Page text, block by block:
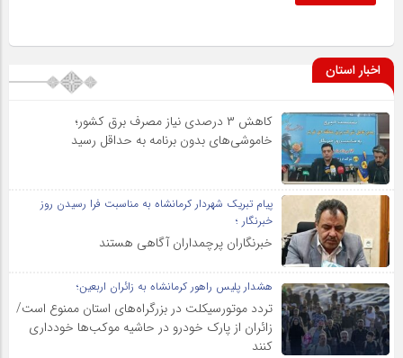
اخبار استان
کاهش ۳ درصدی نیاز مصرف برق کشور؛
خاموشی‌های بدون برنامه به حداقل رسید
پیام تبریک شهردار کرمانشاه به مناسبت فرا رسیدن روز
خبرنگار ؛
خبرنگاران پرچمداران آگاهی هستند
هشدار پلیس راهور کرمانشاه به زائران اربعین؛
تردد موتورسیکلت در بزرگراه‌های استان ممنوع است/
زائران از پارک خودرو در حاشیه موکب‌ها خودداری
کنند